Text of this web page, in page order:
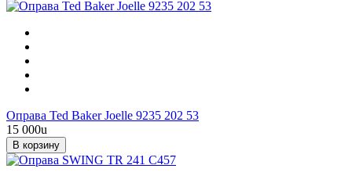
Оправа Ted Baker Joelle 9235 202 53
15 000u
В корзину